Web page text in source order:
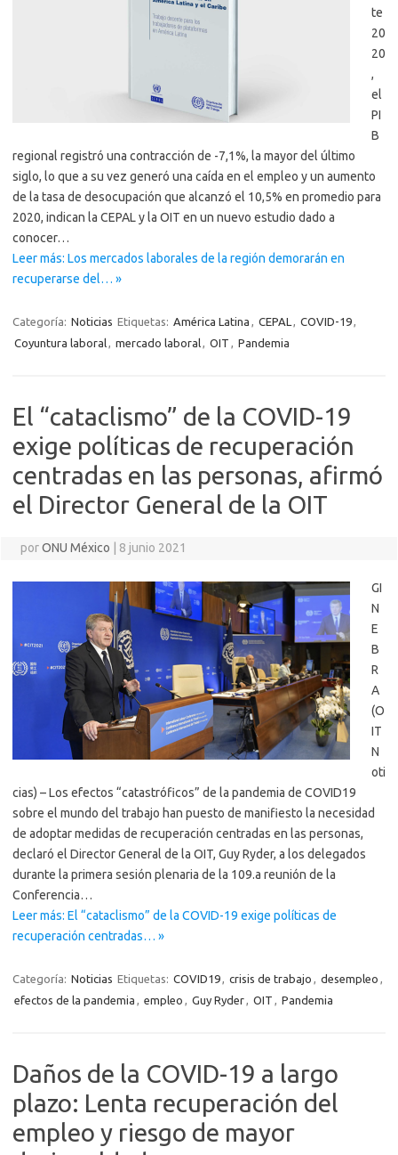
te
20
20
,
el
PI
B
regional registró una contracción de -7,1%, la mayor del último
siglo, lo que a su vez generó una caída en el empleo y un aumento
de la tasa de desocupación que alcanzó el 10,5% en promedio para
2020, indican la CEPAL y la OIT en un nuevo estudio dado a
conocer…
Leer más: Los mercados laborales de la región demorarán en
recuperarse del… »
Categoría: Noticias Etiquetas: América Latina , CEPAL , COVID-19,
Coyuntura laboral, mercado laboral, OIT , Pandemia
El “cataclismo” de la COVID-19
exige políticas de recuperación
centradas en las personas, afirmó
el Director General de la OIT
porONU México 8 junio 2021
GI
N
E
B
R
A
(O
IT
N
oti
cias) – Los efectos “catastróficos” de la pandemia de COVID19
sobre el mundo del trabajo han puesto de manifiesto la necesidad
de adoptar medidas de recuperación centradas en las personas,
declaró el Director General de la OIT, Guy Ryder, a los delegados
durante la primera sesión plenaria de la 109.a reunión de la
Conferencia…
Leer más: El “cataclismo” de la COVID-19 exige políticas de
recuperación centradas… »
Categoría: Noticias Etiquetas: COVID19, crisis de trabajo , desempleo ,
efectos de la pandemia , empleo , Guy Ryder, OIT , Pandemia
Daños de la COVID-19 a largo
plazo: Lenta recuperación del
empleo y riesgo de mayor